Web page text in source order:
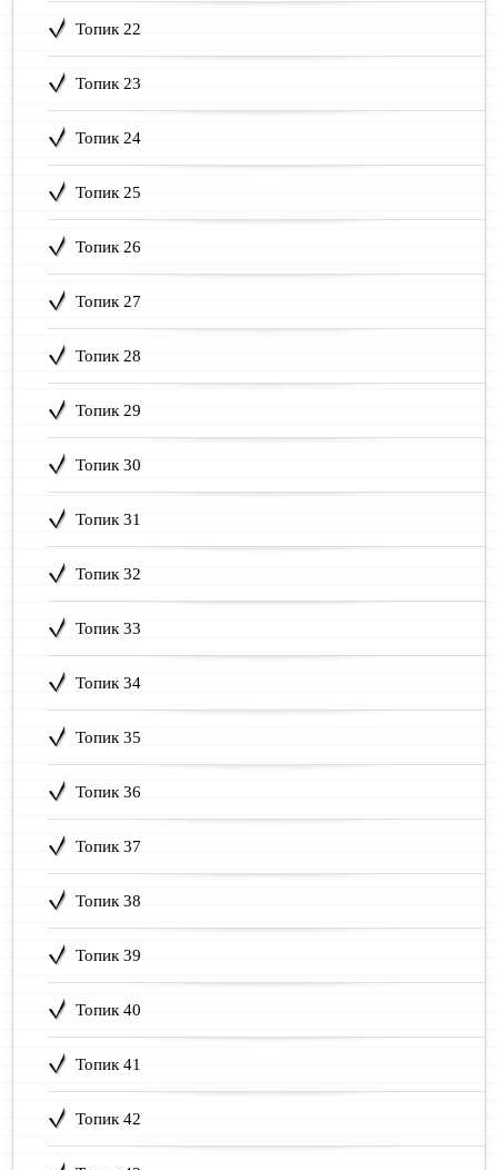
Топик 22
Топик 23
Топик 24
Топик 25
Топик 26
Топик 27
Топик 28
Топик 29
Топик 30
Топик 31
Топик 32
Топик 33
Топик 34
Топик 35
Топик 36
Топик 37
Топик 38
Топик 39
Топик 40
Топик 41
Топик 42